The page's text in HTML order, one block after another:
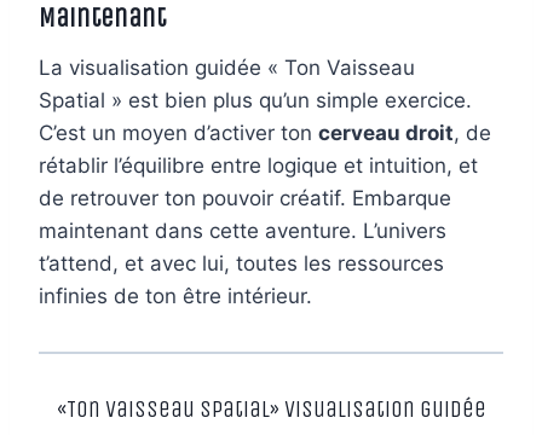
Maintenant
La visualisation guidée « Ton Vaisseau
Spatial » est bien plus qu’un simple exercice.
C’est un moyen d’activer ton cerveau droit, de
rétablir l’équilibre entre logique et intuition, et
de retrouver ton pouvoir créatif. Embarque
maintenant dans cette aventure. L’univers
t’attend, et avec lui, toutes les ressources
infinies de ton être intérieur.
«Ton vaisseau spatial» Visualisation guidée